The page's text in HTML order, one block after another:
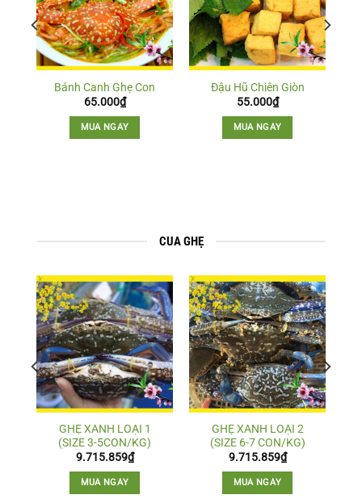
Bánh Canh Ghẹ Con
65.000₫
MUA NGAY
Đậu Hũ Chiên Giòn
55.000₫
MUA NGAY
CUA GHẸ
GHẸ XANH LOẠI 1
(SIZE 3-5CON/KG)
9.715.859₫
MUA NGAY
GHẸ XANH LOẠI 2
(SIZE 6-7 CON/KG)
9.715.859₫
MUA NGAY